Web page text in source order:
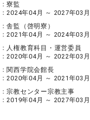
寮監
2024年04月 ～ 2027年03月
舎監（啓明寮）
2021年04月 ～ 2024年03月
人権教育科目・運営委員
2020年04月 ～ 2022年03月
関西学院会館長
2020年04月 ～ 2021年03月
宗教センター宗教主事
2019年04月 ～ 2027年03月